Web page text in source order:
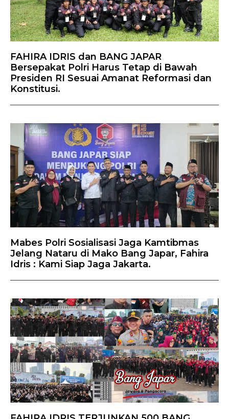
FAHIRA IDRIS dan BANG JAPAR
Bersepakat Polri Harus Tetap di Bawah
Presiden RI Sesuai Amanat Reformasi dan
Konstitusi.
Mabes Polri Sosialisasi Jaga Kamtibmas
Jelang Nataru di Mako Bang Japar, Fahira
Idris : Kami Siap Jaga Jakarta.